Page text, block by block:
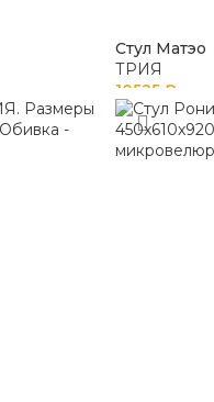
Стул Матэо
ТРИЯ
10525 ₽